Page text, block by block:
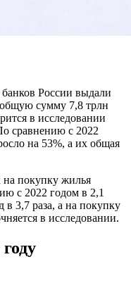
России выдали
сумму 7,8 трлн
в исследовании
сравнению с 2022
на 53%, а их общая
покупку жилья
с 2022 годом в 2,1
в 3,7 раза, а на покупку
в исследовании.